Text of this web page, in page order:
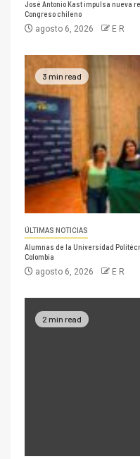
José Antonio Kast impulsa nueva
Congreso chileno
agosto 6, 2026 E R
3 min read
ÚLTIMAS NOTICIAS
Alumnas de la Universidad
Colombia
agosto 6, 2026 E R
2 min read